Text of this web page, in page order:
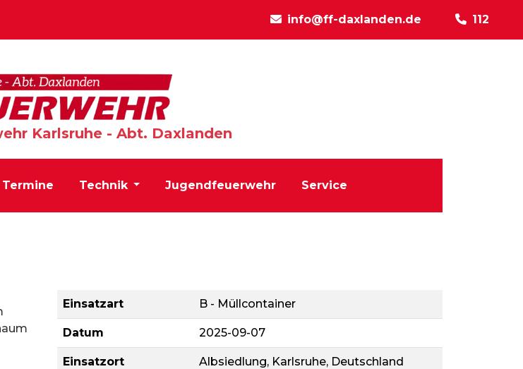
info@ff-daxlanden.de 112
Karlsruhe - Abt. Daxlanden
Termine Technik Jugendfeuerwehr Service
Einsatzart B - Müllcontainer
Datum 2025-09-07
Einsatzort Albsiedlung, Karlsruhe, Deutschland